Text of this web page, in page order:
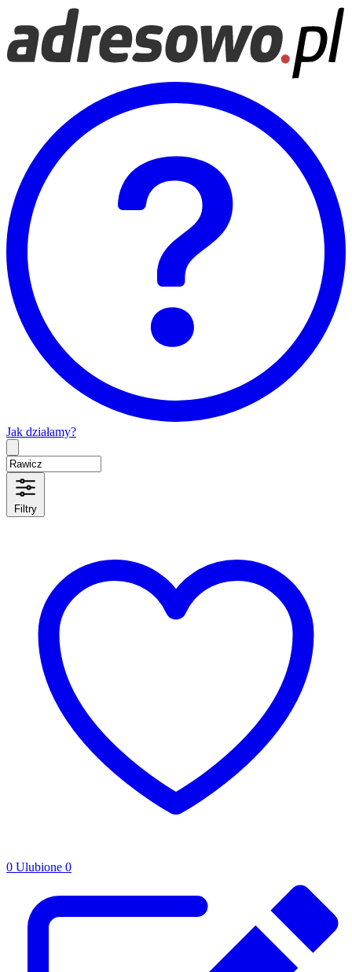
Jak działamy?
Filtry
0 Ulubione 0